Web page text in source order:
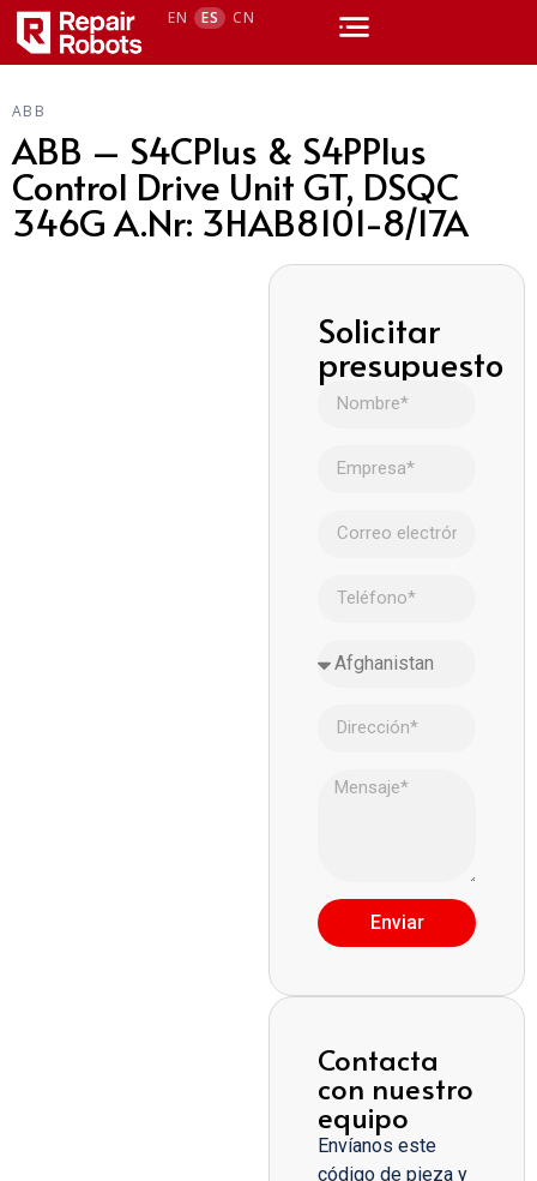
EN ES CN
ABB
ABB – S4CPlus & S4PPlus
Control Drive Unit GT, DSQC
346G A.Nr: 3HAB8101-8/17A
Solicitar
presupuesto
Enviar
Contacta
con nuestro
equipo
Envíanos este
código de pieza y